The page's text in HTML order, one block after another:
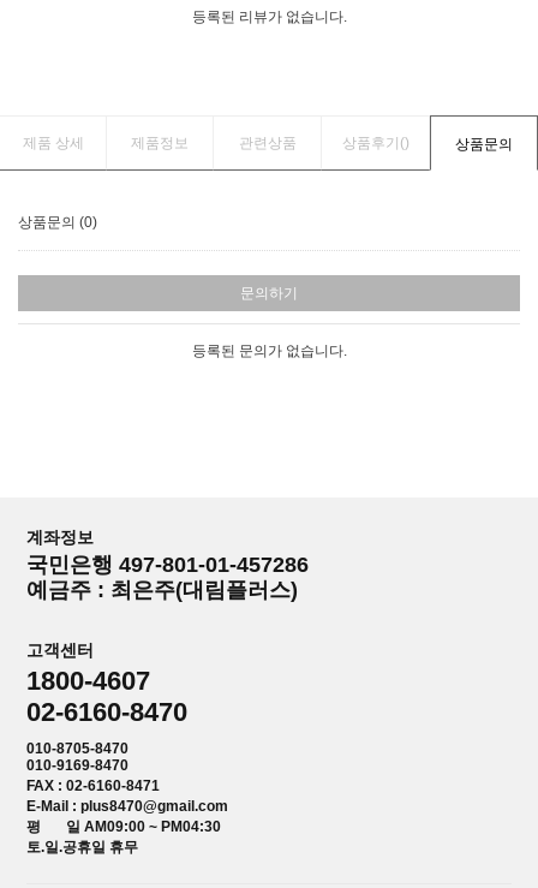
등록된 리뷰가 없습니다.
제품 상세 제품정보 관련상품 상품후기() 상품문의
상품문의 (0)
문의하기
등록된 문의가 없습니다.
계좌정보
국민은행 497-801-01-457286
예금주 : 최은주(대림플러스)
고객센터
1800-4607
02-6160-8470
010-8705-8470
010-9169-8470
FAX : 02-6160-8471
E-Mail : plus8470@gmail.com
평 일 AM09:00 ~ PM04:30
토.일.공휴일 휴무